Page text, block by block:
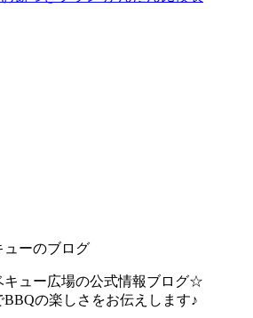
ューのブログ
キュー広場の公式情報ブログ☆
の楽しさをお伝えします♪